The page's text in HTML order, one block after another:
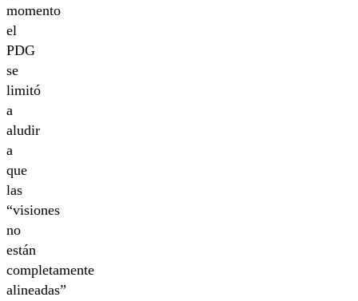
momento
el
PDG
se
limitó
a
aludir
a
que
las
“visiones
no
están
completamente
alineadas”